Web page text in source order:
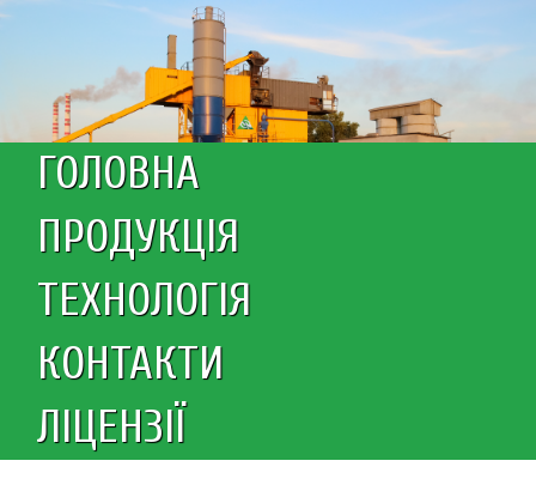
ГОЛОВНА
ПРОДУКЦІЯ
ТЕХНОЛОГІЯ
КОНТАКТИ
ЛІЦЕНЗІЇ